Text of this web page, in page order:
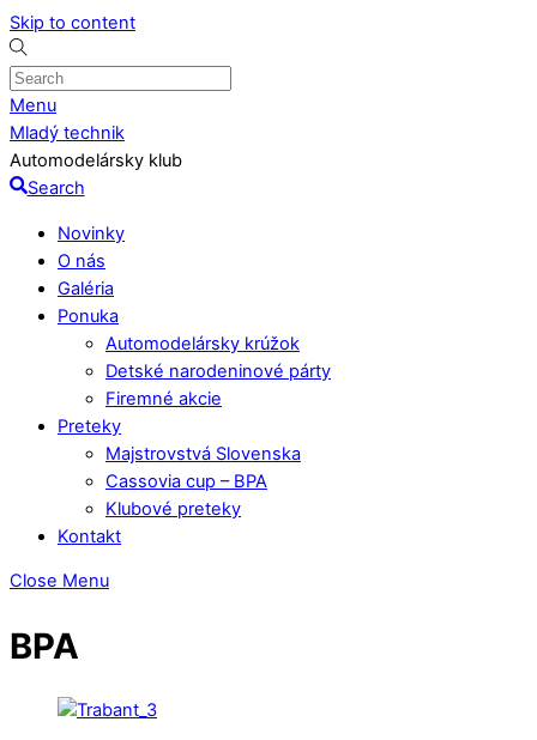
Skip to content
Menu
Mladý technik
Automodelársky klub
Search
Novinky
O nás
Galéria
Ponuka
Automodelársky krúžok
Detské narodeninové párty
Firemné akcie
Preteky
Majstrovstvá Slovenska
Cassovia cup – BPA
Klubové preteky
Kontakt
Close Menu
BPA